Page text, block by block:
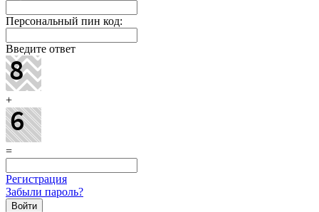
Персональный пин код:
Введите ответ
+
=
Регистрация
Забыли пароль?